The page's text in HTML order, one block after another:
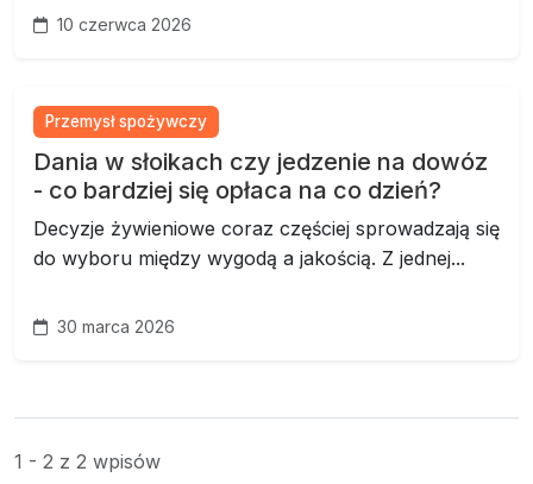
10 czerwca 2026
Przemysł spożywczy
Dania w słoikach czy jedzenie na dowóz
- co bardziej się opłaca na co dzień?
Decyzje żywieniowe coraz częściej sprowadzają się
do wyboru między wygodą a jakością. Z jednej...
30 marca 2026
1 - 2 z 2 wpisów